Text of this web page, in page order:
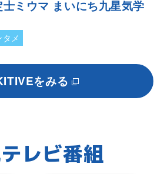
士ミウマ まいにち九星気学
メ
をみる
レビ番組